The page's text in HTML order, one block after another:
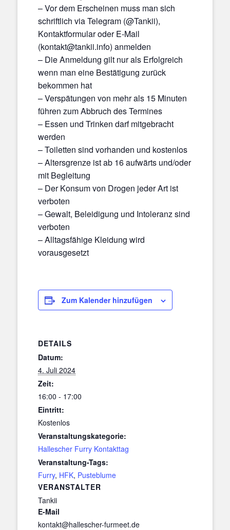
– Vor dem Erscheinen muss man sich
schriftlich via Telegram (@Tankii),
Kontaktformular oder E-Mail
(kontakt@tankii.info) anmelden
– Die Anmeldung gilt nur als Erfolgreich
wenn man eine Bestätigung zurück
bekommen hat
– Verspätungen von mehr als 15 Minuten
führen zum Abbruch des Termines
– Essen und Trinken darf mitgebracht
werden
– Toiletten sind vorhanden und kostenlos
– Altersgrenze ist ab 16 aufwärts und/oder
mit Begleitung
– Der Konsum von Drogen jeder Art ist
verboten
– Gewalt, Beleidigung und Intoleranz sind
verboten
– Alltagsfähige Kleidung wird
vorausgesetzt
Zum Kalender hinzufügen
DETAILS
Datum:
4. Juli 2024
Zeit:
16:00 - 17:00
Eintritt:
Kostenlos
Veranstaltungskategorie:
Hallescher Furry Kontakttag
Veranstaltung-Tags:
Furry, HFK, Pusteblume
VERANSTALTER
Tankii
E-Mail
kontakt@hallescher-furmeet.de